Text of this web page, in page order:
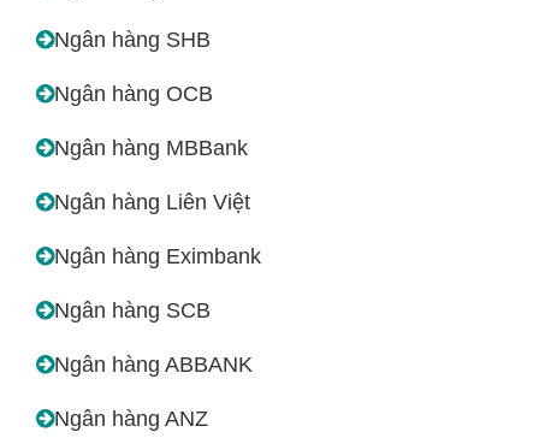
Ngân hàng SHB
Ngân hàng OCB
Ngân hàng MBBank
Ngân hàng Liên Việt
Ngân hàng Eximbank
Ngân hàng SCB
Ngân hàng ABBANK
Ngân hàng ANZ